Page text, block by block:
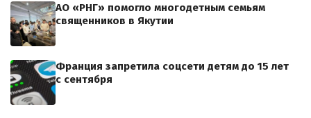
АО «РНГ» помогло многодетным семьям
священников в Якутии
Франция запретила соцсети детям до 15 лет
с сентября